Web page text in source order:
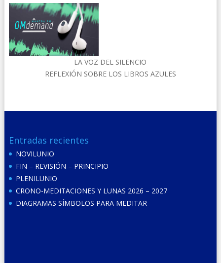
LA VOZ DEL SILENCIO
REFLEXIÓN SOBRE LOS LIBROS AZULES
Entradas recientes
NOVILUNIO
FIN – REVISIÓN – PRINCIPIO
PLENILUNIO
CRONO-MEDITACIONES Y LUNAS 2026 – 2027
DIAGRAMAS SÍMBOLOS PARA MEDITAR